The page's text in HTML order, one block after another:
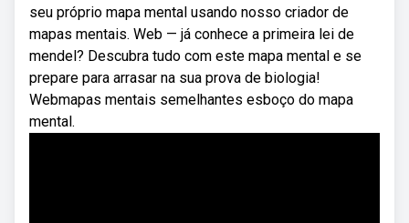
seu próprio mapa mental usando nosso criador de
mapas mentais. Web — já conhece a primeira lei de
mendel? Descubra tudo com este mapa mental e se
prepare para arrasar na sua prova de biologia!
Webmapas mentais semelhantes esboço do mapa
mental.